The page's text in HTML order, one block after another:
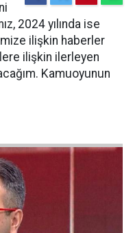
2024 yılında ise
ilişkin haberler
ilişkin ilerleyen
Kamuoyunun